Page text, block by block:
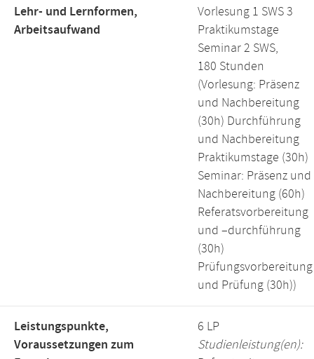
Lehr- und Lernformen,
Arbeitsaufwand
Vorlesung 1 SWS 3
Praktikumstage
Seminar 2 SWS,
180 Stunden
(Vorlesung: Präsenz
und Nachbereitung
(30h) Durchführung
und Nachbereitung
Praktikumstage (30h)
Seminar: Präsenz und
Nachbereitung (60h)
Referatsvorbereitung
und –durchführung
(30h)
Prüfungsvorbereitung
und Prüfung (30h))
Leistungspunkte,
Voraussetzungen zum
6 LP
Studienleistung(en):